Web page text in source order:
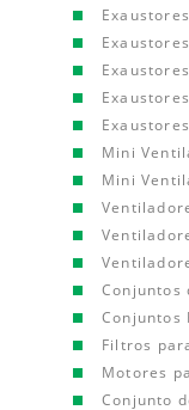
Mini
Mini
Conjuntos
Conjuntos
Filtros
Motores
Conjunto